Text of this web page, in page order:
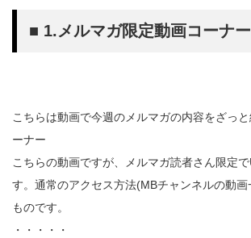
■ 1.メルマガ限定動画コーナー
こちらは動画で今週のメルマガの内容をざっ
ーナー
こちらの動画ですが、メルマガ読者さん限定
す。通常のアクセス方法(MBチャンネルの動
ものです。
・・・・・